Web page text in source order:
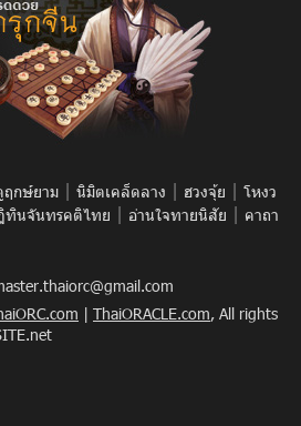
ฤกษ์ยาม | นิมิตเคล็ดลาง | ฮวงจุ้ย | โหงว
ทินจันทรคติไทย | อ่านใจทายนิสัย | คาถา
| ThaiORACLE.com, All rights